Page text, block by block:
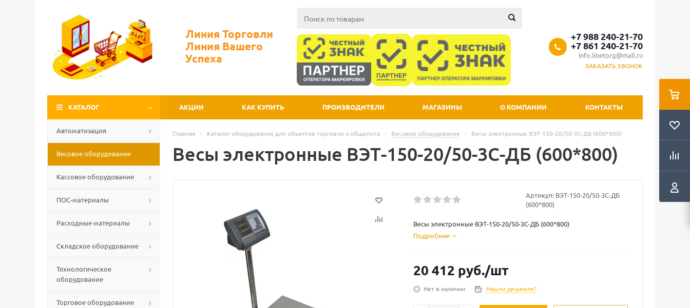
Линия Торговли
Линия Вашего
Успеха
+7 988 240-21-70
+7 861 240-21-70
info.linetorg@mail.ru
ЗАКАЗАТЬ ЗВОНОК
КАТАЛОГ АКЦИИ КАК КУПИТЬ ПРОИЗВОДИТЕЛИ МАГАЗИНЫ О КОМПАНИИ КОНТАКТЫ
Автоматизация
Весовое оборудование
Кассовое оборудование
ПОС-материалы
Расходные материалы
Складское оборудование
Технологическое
оборудование
Торговое оборудование
Главная - Каталог оборудования для объектов торговли и общепита - Весовое оборудование - Весы электронные ВЭТ-150-20/50-3С-ДБ (600*800)
Весы электронные ВЭТ-150-20/50-3С-ДБ (600*800)
Артикул: ВЭТ-150-20/50-3С-ДБ
(600*800)
Весы электронные ВЭТ-150-20/50-3С-ДБ (600*800)
Подробнее
20 412 руб./шт
Нет в наличии Нашли дешевле?